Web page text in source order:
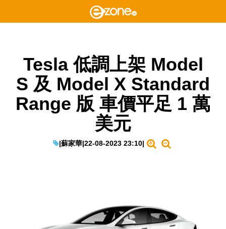
Tesla 低調上架 Model
S 及 Model X Standard
Range 版 車價平足 1 萬
美元
|蘇家華|22-08-2023 23:10|